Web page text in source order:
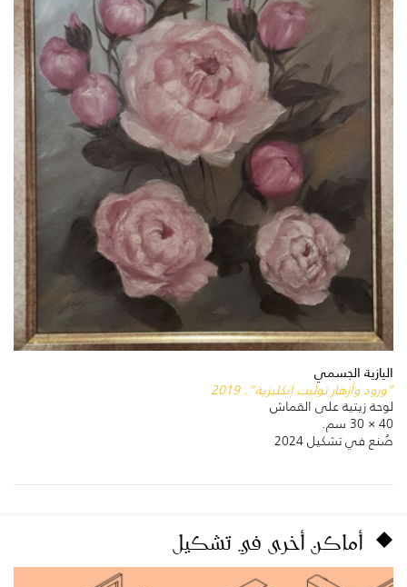
اليازية الجسمي
“ورود وأزهار توليب إنكليزية”. 2019
لوحة زيتية على القماش
40 × 30 سم.
صُنع في تشكيل 2024
أماكن أخرى في تشكيل